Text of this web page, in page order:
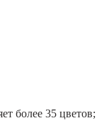
более 35 цветов;